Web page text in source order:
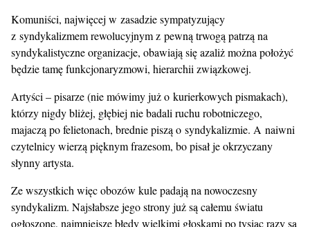
Komuniści, najwięcej w zasadzie sympatyzujący
z syndykalizmem rewolucyjnym z pewną trwogą patrzą na
syndykalistyczne organizacje, obawiają się azaliż można położyć
będzie tamę funkcjonaryzmowi, hierarchii związkowej.
Artyści – pisarze (nie mówimy już o kurierkowych pismakach),
którzy nigdy bliżej, głębiej nie badali ruchu robotniczego,
majaczą po felietonach, brednie piszą o syndykalizmie. A naiwni
czytelnicy wierzą pięknym frazesom, bo pisał je okrzyczany
słynny artysta.
Ze wszystkich więc obozów kule padają na nowoczesny
syndykalizm. Najsłabsze jego strony już są całemu światu
ogłoszone, najmniejsze błędy wielkimi głoskami po tysiąc razy są